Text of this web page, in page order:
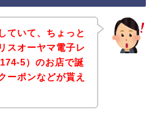
ていて、ちょっと
スオーヤマ電子レ
5）のお店で誕
ーポンなどが貰え